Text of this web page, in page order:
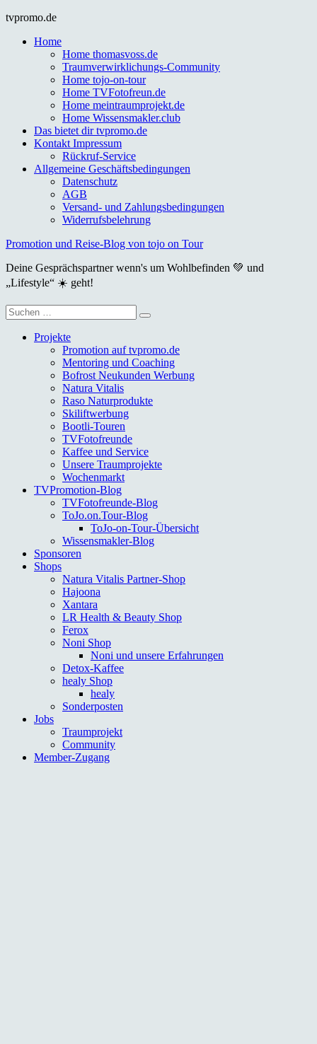
Skip
content
tvpromo.de
Home
Home thomasvoss.de
Traumverwirklichungs-Community
Home tojo-on-tour
Home TVFotofreun.de
Home meintraumprojekt.de
Home Wissensmakler.club
Das bietet dir tvpromo.de
Kontakt Impressum
Rückruf-Service
Allgemeine Geschäftsbedingungen
Datenschutz
AGB
Versand- und Zahlungsbedingungen
Widerrufsbelehrung
Promotion und Reise-Blog von tojo on Tour
Deine Gesprächspartner wenn's um Wohlbefinden 💚 und
„Lifestyle“ ☀️ geht!
Suche
nach:
Projekte
Promotion auf tvpromo.de
Mentoring und Coaching
Bofrost Neukunden Werbung
Natura Vitalis
Raso Naturprodukte
Skiliftwerbung
Bootli-Touren
TVFotofreunde
Kaffee und Service
Unsere Traumprojekte
Wochenmarkt
TVPromotion-Blog
TVFotofreunde-Blog
ToJo.on.Tour-Blog
ToJo-on-Tour-Übersicht
Wissensmakler-Blog
Sponsoren
Shops
Natura Vitalis Partner-Shop
Hajoona
Xantara
LR Health & Beauty Shop
Ferox
Noni Shop
Noni und unsere Erfahrungen
Detox-Kaffee
healy Shop
healy
Sonderposten
Jobs
Traumprojekt
Community
Member-Zugang